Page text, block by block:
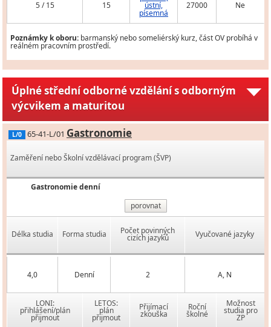
5 / 15 15 ústní,
písemná
27000 Ne
Poznámky k oboru: barmanský nebo someliérský kurz, část OV probíhá v
reálném pracovním prostředí.
Úplné střední odborné vzdělání s odborným
výcvikem a maturitou
L/0 65-41-L/01 Gastronomie
Zaměření nebo Školní vzdělávací program (ŠVP)
Gastronomie denní
porovnat
Délka studia Forma studia Počet povinných
cizích jazyků Vyučované jazyky
4,0 Denní 2 A, N
LONI:
přihlášení/plán
přijmout
LETOS:
plán
přijmout
Přijímací
zkouška
Roční
školné
Možnost
studia pro
ZP